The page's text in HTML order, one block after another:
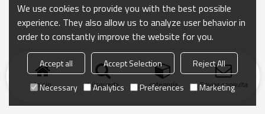
Inicio búsqueda categoría Enviar consulta
We use cookies to provide you with the best possible
experience. They also allow us to analyze user behavior in
order to constantly improve the website for you.
Accept all Accept Selection
Reject All
Necessary
Analytics Preferences Marketing